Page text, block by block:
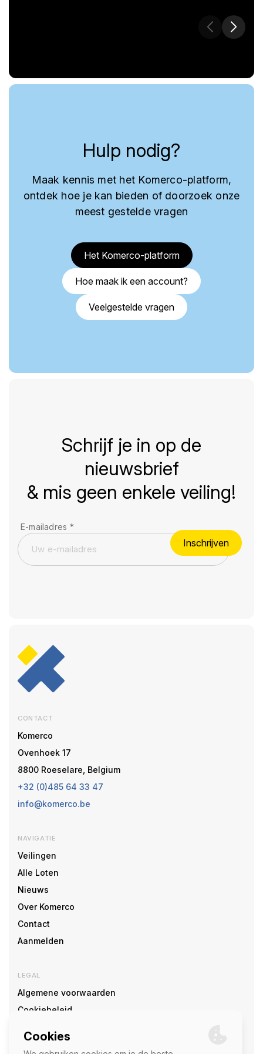
Hulp nodig?
Maak kennis met het Komerco-platform,
ontdek hoe je kan bieden of doorzoek onze
meest gestelde vragen
Het Komerco-platform
Hoe maak ik een account?
Veelgestelde vragen
Schrijf je in op de
nieuwsbrief
& mis geen enkele veiling!
E-mailadres *
Inschrijven
CONTACT
Komerco
Ovenhoek 17
8800 Roeselare, Belgium
+32 (0)485 64 33 47
info@komerco.be
NAVIGATIE
Veilingen
Alle Loten
Nieuws
Over Komerco
Contact
Aanmelden
LEGAL
Algemene voorwaarden
Cookiebeleid